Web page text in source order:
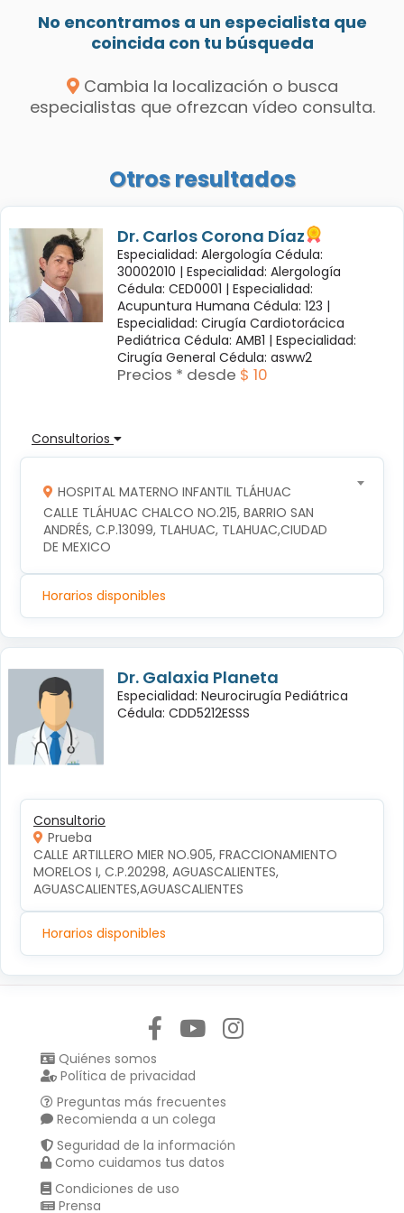
No encontramos a un especialista que
coincida con tu búsqueda
Cambia la localización o busca
especialistas que ofrezcan vídeo consulta.
Otros resultados
Dr. Carlos Corona Díaz
Especialidad: Alergología Cédula:
30002010 | Especialidad: Alergología
Cédula: CED0001 | Especialidad:
Acupuntura Humana Cédula: 123 |
Especialidad: Cirugía Cardiotorácica
Pediátrica Cédula: AMB1 | Especialidad:
Cirugía General Cédula: asww2
Precios * desde $ 10
Consultorios
HOSPITAL MATERNO INFANTIL TLÁHUAC
CALLE TLÁHUAC CHALCO NO.215, BARRIO SAN
ANDRÉS, C.P.13099, TLAHUAC, TLAHUAC,CIUDAD
DE MEXICO
Horarios disponibles
Dr. Galaxia Planeta
Especialidad: Neurocirugía Pediátrica
Cédula: CDD5212ESSS
Consultorio
Prueba
CALLE ARTILLERO MIER NO.905, FRACCIONAMIENTO
MORELOS I, C.P.20298, AGUASCALIENTES,
AGUASCALIENTES,AGUASCALIENTES
Horarios disponibles
Quiénes somos
Política de privacidad
Preguntas más frecuentes
Recomienda a un colega
Seguridad de la información
Como cuidamos tus datos
Condiciones de uso
Prensa